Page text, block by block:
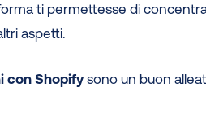
ti permettesse di
aspetti.
con Shopifysono un buon